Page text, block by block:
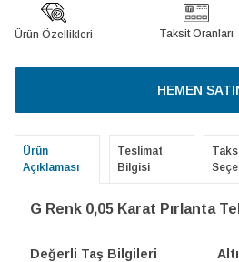
Ürün Özellikleri Taksit Oranları
HEMEN
Ürün
Açıklaması
Teslimat
Bilgisi
G Renk 0,05 Karat Pırlanta
Değerli Taş Bilgileri